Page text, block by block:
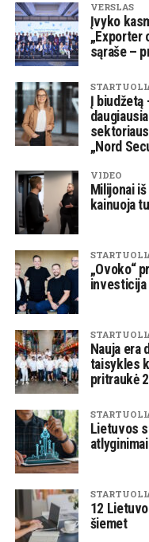
VERSLAS
Įvyko
„Exporter
sąraše –
Į biudžetą
„Nord
VIDEO
Milijonai
kainuoja
„Ovoko“
Nauja era
taisykles
pritraukė
Lietuvos
12
šiemet